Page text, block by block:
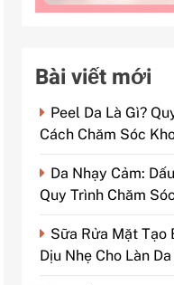
Bài viết mới
Peel Da Là Gì?
Cách Chăm Sóc
Da Nhạy Cảm:
Quy Trình Chăm
Sữa Rửa Mặt Tạo
Dịu Nhẹ Cho Làn